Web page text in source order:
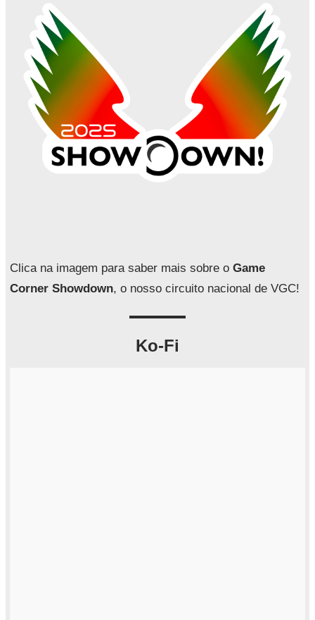
Clica na imagem para saber mais sobre o Game
Corner Showdown, o nosso circuito nacional de VGC!
Ko-Fi